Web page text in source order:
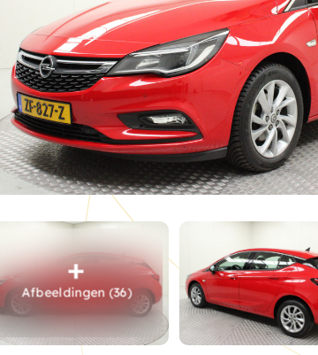
Afbeeldingen (36)